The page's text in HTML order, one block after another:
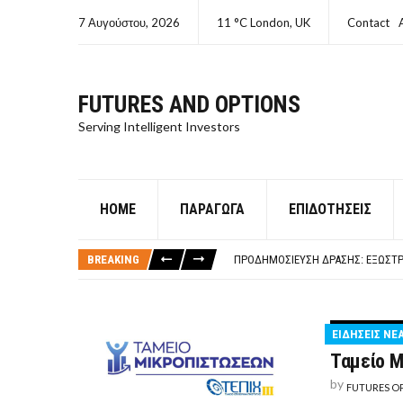
7 Αυγούστου, 2026 11 °C London, UK Contact
FUTURES AND OPTIONS
Serving Intelligent Investors
HOME ΠΑΡΆΓΩΓΑ ΕΠΙΔΟΤΉΣΕΙΣ
BREAKING
ΠΡΟΔΗΜΟΣΊΕΥΣΗ ΔΡΆΣΗΣ:
ΤΑΜΕΊΟ ΜΙΚΡΟΠΙΣΤΏΣΕΩΝ ΣΥΧΝΈΣ
ΕΙΔΗΣΕΙΣ
Ταμείο
by FUTURES